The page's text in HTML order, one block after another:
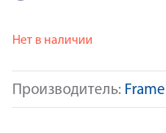
Производитель:
Нет в наличии